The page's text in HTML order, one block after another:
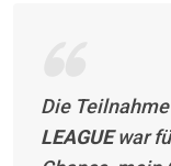
Die
LEAGUEwar